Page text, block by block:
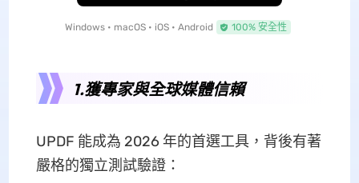
Windows • macOS • iOS • Android 100% 安全性
1.獲專家與全球媒體信賴
UPDF 能成為 2026 年的首選工具，背後有著
嚴格的獨立測試驗證：